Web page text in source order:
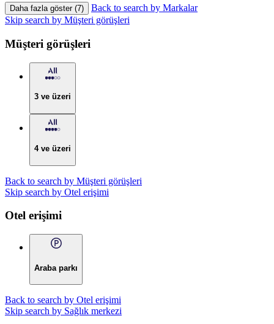
Daha fazla göster (7)
Back to search by Markalar
Skip search by Müşteri görüşleri
Müşteri görüşleri
3 ve üzeri
4 ve üzeri
Back to search by Müşteri görüşleri
Skip search by Otel erişimi
Otel erişimi
Araba parkı
Back to search by Otel erişimi
Skip search by Sağlık merkezi